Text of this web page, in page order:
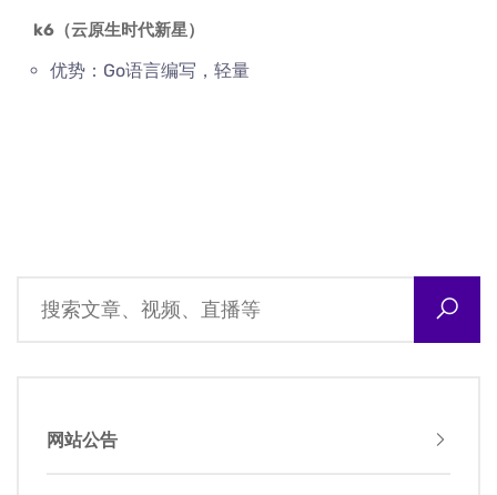
k6（云原生时代新星）
优势：Go语言编写，轻量
网站公告